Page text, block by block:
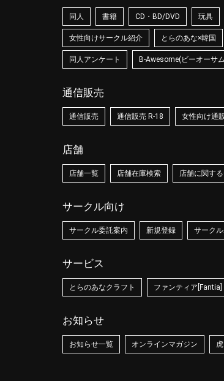
同人 書籍 CD・BD/DVD 玩具
女性向けサークル紹介 とらのあな×韓国
同人アンケート B-Awesome(ビーオーサ
通信販売
通信販売 通信販売 R-18 女性向け通販
店舗
店舗一覧 店舗在庫検索 店舗に関す
サークル向け
サークル委託案内 新規登録 サーク
サービス
とらのあなクラフト ファンティア[Fantia]
お知らせ
お知らせ一覧 オンラインマガジン